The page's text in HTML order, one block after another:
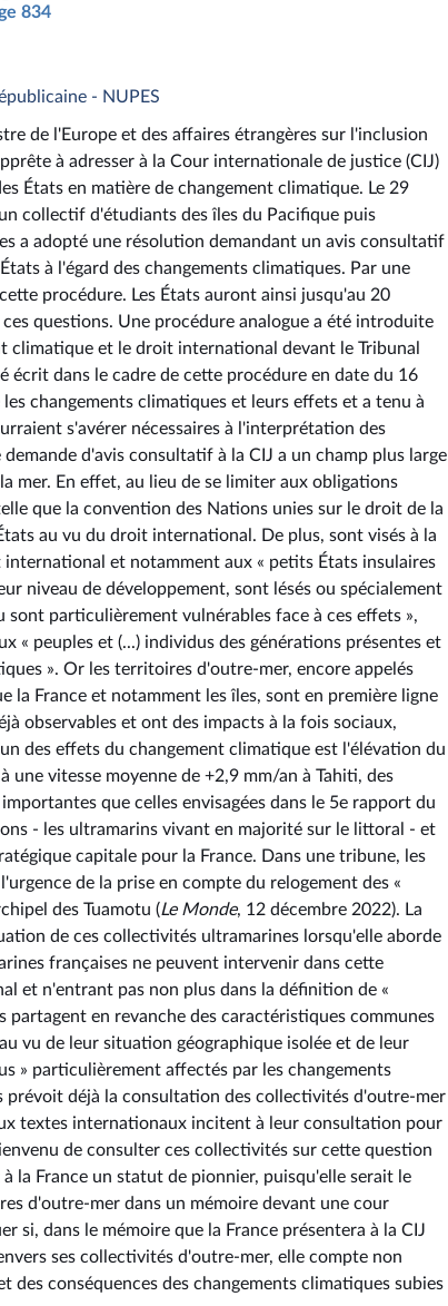
834
- NUPES
de l'Europe et des affaires étrangères sur l'inclusion
à adresser à la Cour internationale de justice (CIJ)
États en matière de changement climatique. Le 29
collectif d'étudiants des îles du Pacifique puis
a adopté une résolution demandant un avis consultatif
à l'égard des changements climatiques. Par une
procédure. Les États auront ainsi jusqu'au 20
questions. Une procédure analogue a été introduite
climatique et le droit international devant le Tribunal
écrit dans le cadre de cette procédure en date du 16
changements climatiques et leurs effets et a tenu à
s'avérer nécessaires à l'interprétation des
d'avis consultatif à la CIJ a un champ plus large
mer. En effet, au lieu de se limiter aux obligations
que la convention des Nations unies sur le droit de la
au vu du droit international. De plus, sont visés à la
et notamment aux « petits États insulaires
niveau de développement, sont lésés ou spécialement
particulièrement vulnérables face à ces effets »,
« peuples et (...) individus des générations présentes et
». Or les territoires d'outre-mer, encore appelés
la France et notamment les îles, sont en première ligne
observables et ont des impacts à la fois sociaux,
des effets du changement climatique est l'élévation du
une vitesse moyenne de +2,9 mm/an à Tahiti, des
que celles envisagées dans le 5e rapport du
- les ultramarins vivant en majorité sur le littoral - et
capitale pour la France. Dans une tribune, les
de la prise en compte du relogement des «
des Tuamotu (Le Monde, 12 décembre 2022). La
de ces collectivités ultramarines lorsqu'elle aborde
françaises ne peuvent intervenir dans cette
et n'entrant pas non plus dans la définition de «
partagent en revanche des caractéristiques communes
vu de leur situation géographique isolée et de leur
» particulièrement affectés par les changements
déjà la consultation des collectivités d'outre-mer
textes internationaux incitent à leur consultation pour
de consulter ces collectivités sur cette question
France un statut de pionnier, puisqu'elle serait le
d'outre-mer dans un mémoire devant une cour
si, dans le mémoire que la France présentera à la CIJ
ses collectivités d'outre-mer, elle compte non
des conséquences des changements climatiques subies